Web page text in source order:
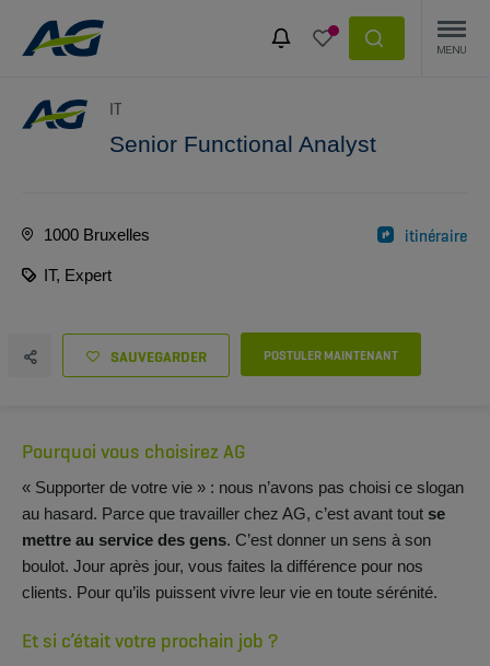
IT
Senior Functional Analyst
SAUVEGARDER POSTULER MAINTENANT
1000 Bruxelles itinéraire
IT, Expert
Pourquoi vous choisirez AG
« Supporter de votre vie » : nous n’avons pas choisi ce slogan
au hasard. Parce que travailler chez AG, c’est avant tout se
mettre au service des gens. C’est donner un sens à son
boulot. Jour après jour, vous faites la différence pour nos
clients. Pour qu’ils puissent vivre leur vie en toute sérénité.
Et si c’était votre prochain job ?